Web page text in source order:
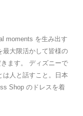
moments を生み出す
最大限活かして皆様の
ます。 ディズニーで
は人と話すこと。日本
Shop のドレスを着